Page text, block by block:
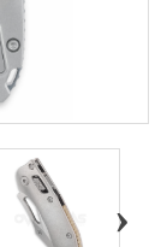
›